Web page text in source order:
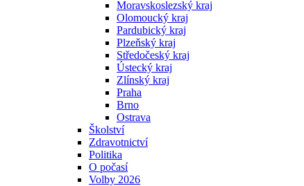
Moravskoslezský kraj
Olomoucký kraj
Pardubický kraj
Plzeňský kraj
Středočeský kraj
Ústecký kraj
Zlínský kraj
Praha
Brno
Ostrava
Školství
Zdravotnictví
Politika
O počasí
Volby 2026